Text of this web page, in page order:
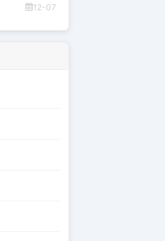
12-07